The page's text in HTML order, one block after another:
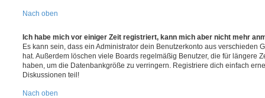
Nach oben
Ich habe mich vor einiger Zeit registriert, kann mich aber nicht mehr
Es kann sein, dass ein Administrator dein Benutzerkonto aus verschieden
hat. Außerdem löschen viele Boards regelmäßig Benutzer, die für längere
haben, um die Datenbankgröße zu verringern. Registriere dich einfach
Diskussionen teil!
Nach oben